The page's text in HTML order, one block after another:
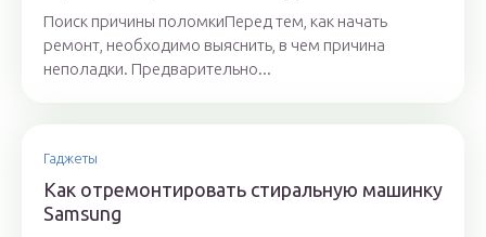
Поиск причины поломкиПеред тем, как начать
ремонт, необходимо выяснить, в чем причина
неполадки. Предварительно...
Гаджеты
Как отремонтировать стиральную машинку
Samsung